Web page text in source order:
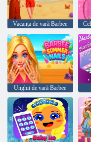
Vacanța de vară Barbee
Unghii de vară Barbee